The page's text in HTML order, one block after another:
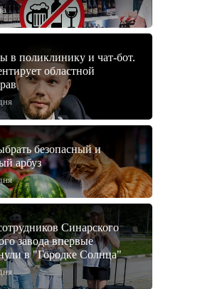
в поликлинику и чат-бот.
областной
безопасный и
арбуз
Синарского
завода впервые
в "Городке Солнца"